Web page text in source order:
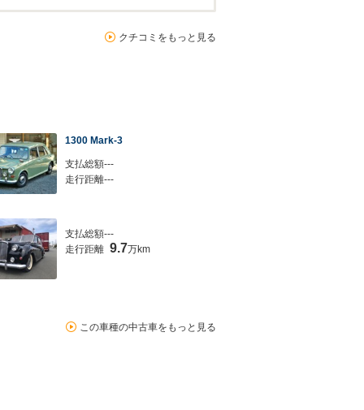
クチコミをもっと見る
1300 Mark-3
支払総額---
走行距離---
支払総額---
走行距離 9.7万km
この車種の中古車をもっと見る